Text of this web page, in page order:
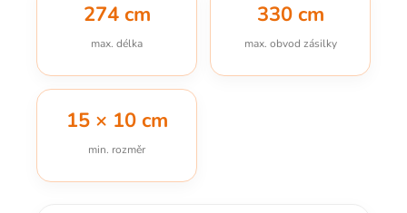
274 cm
max. délka
330 cm
max. obvod zásilky
15 × 10 cm
min. rozměr